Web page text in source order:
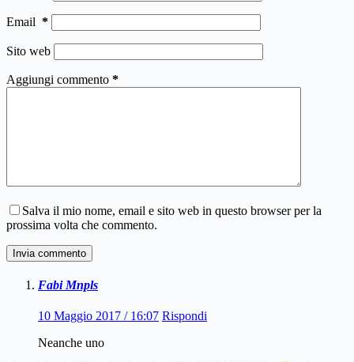
Email *
Sito web
Aggiungi commento *
Salva il mio nome, email e sito web in questo browser per la
prossima volta che commento.
Invia commento
Fabi Mnpls
10 Maggio 2017 / 16:07 Rispondi
Neanche uno